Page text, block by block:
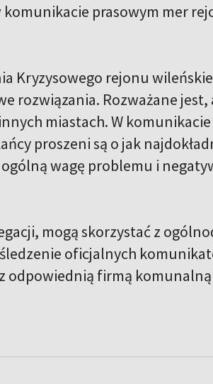
prasowym mer
Kryzysowego rejonu
rozwiązania. Rozważane jest,
miastach. W
proszeni są o jak
wagę problemu i
mogą skorzystać z
oficjalnych
firmą komunalną